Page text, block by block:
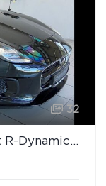
32
Jaguar F-Type 2018 RWD 2.0 lt R-Dynamic 300 Hp Panorama